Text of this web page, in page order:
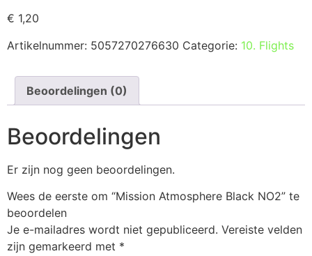
€ 1,20
Artikelnummer: 5057270276630 Categorie: 10. Flights
Beoordelingen (0)
Beoordelingen
Er zijn nog geen beoordelingen.
Wees de eerste om “Mission Atmosphere Black NO2” te
beoordelen
Je e-mailadres wordt niet gepubliceerd. Vereiste velden
zijn gemarkeerd met *